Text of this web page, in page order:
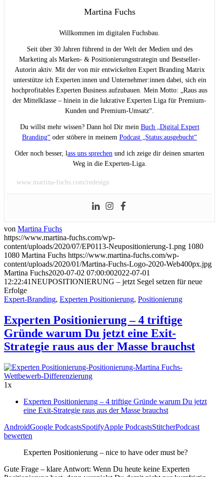
Martina Fuchs
Willkommen im digitalen Fuchsbau.
Seit über 30 Jahren führend in der Welt der Medien und des
Marketing als Marken- & Positionierungsstrategin und Bestseller-
Autorin aktiv. Mit der von mir entwickelten Expert Branding Matrix
unterstütze ich Experten:innen und Unternehmer:innen dabei, sich ein
hochprofitables Experten Business aufzubauen. Mein Motto: „Raus aus
der Mittelklasse – hinein in die lukrative Experten Liga für Premium-
Kunden und Premium-Umsatz“.
Du willst mehr wissen? Dann hol Dir mein Buch „Digital Expert
Branding“ oder stöbere in meinem Podcast „Status:ausgebucht“
Oder noch besser, lass uns sprechen und ich zeige dir deinen smarten
Weg in die Experten-Liga.
www.martina-fuchs.com/redesign
von Martina Fuchs
https://www.martina-fuchs.com/wp-
content/uploads/2020/07/EP0113-Neupositionierung-1.png 1080
1080 Martina Fuchs https://www.martina-fuchs.com/wp-
content/uploads/2020/01/Martina-Fuchs-Logo-2020-Web400px.jpg
Martina Fuchs2020-07-02 07:00:002022-07-01
12:22:41NEUPOSITIONIERUNG – jetzt Segel setzen für neue
Erfolge
Expert-Branding, Experten Positionierung, Positionierung
Experten Positionierung – 4 triftige
Gründe warum Du jetzt eine Exit-
Strategie raus aus der Masse brauchst
1x
Experten Positionierung – 4 triftige Gründe warum Du jetzt
eine Exit-Strategie raus aus der Masse brauchst
AndroidGoogle PodcastsSpotifyApple PodcastsStitcherPodcast
bewerten
Experten Positionierung – nice to have oder must be?
Gute Frage – klare Antwort: Wenn Du heute keine Experten